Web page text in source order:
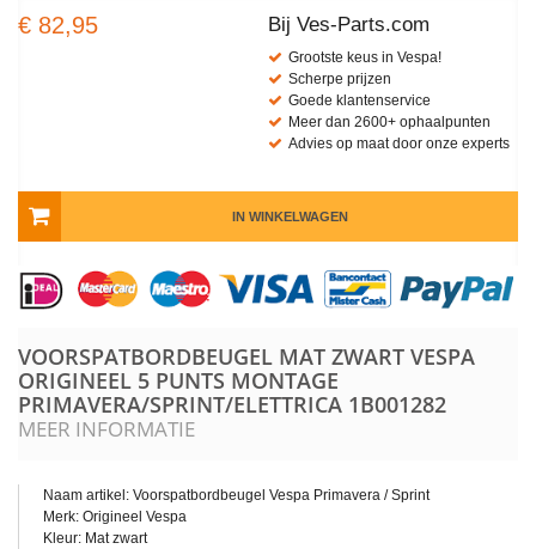
€ 82,95 Bij Ves-Parts.com
Grootste keus in Vespa!
Scherpe prijzen
Goede klantenservice
Meer dan 2600+ ophaalpunten
Advies op maat door onze experts
IN WINKELWAGEN
VOORSPATBORDBEUGEL MAT ZWART VESPA
ORIGINEEL 5 PUNTS MONTAGE
PRIMAVERA/SPRINT/ELETTRICA 1B001282
MEER INFORMATIE
Naam artikel: Voorspatbordbeugel Vespa Primavera / Sprint
Merk: Origineel Vespa
Kleur: Mat zwart